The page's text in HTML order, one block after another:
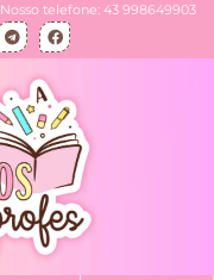
Nosso telefone: 43 998649903